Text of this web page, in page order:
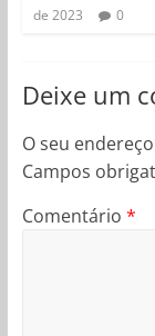
de 2023
0
Deixe um
O seu
Campos
Comentário *